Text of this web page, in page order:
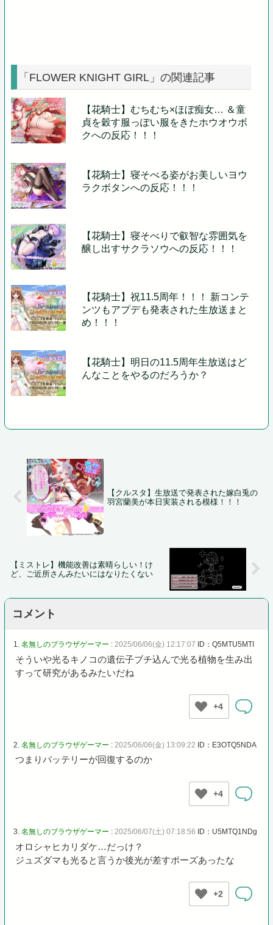
「FLOWER KNIGHT GIRL」の関連記事
【花騎士】むちむち×ほぼ痴女… ＆童
貞を穀す服っぽい服をきたホウオウボ
クへの反応！！！
【花騎士】寝そべる姿がお美しいヨウ
ラクボタンへの反応！！！
【花騎士】寝そべりで叡智な雰囲気を
醸し出すサクラソウへの反応！！！
【花騎士】祝11.5周年！！！ 新コンテ
ンツもアプデも発表された生放送まと
め！！！
【花騎士】明日の11.5周年生放送はど
んなことをやるのだろうか？
【クルスタ】生放送で発表された嫁白兎の
羽宮蘭美が本日実装される模様！！！
【ミストレ】機能改善は素晴らしい！け
ど、ご近所さんみたいにはなりたくない
コメント
1. 名無しのブラウザゲーマー : 2025/06/06(金) 12:17:07 ID：Q5MTU5MTI
そういや光るキノコの遺伝子ブチ込んで光る植物を生み出
すって研究があるみたいだね
+4
2. 名無しのブラウザゲーマー : 2025/06/06(金) 13:09:22 ID：E3OTQ5NDA
つまりバッテリーが回復するのか
+4
3. 名無しのブラウザゲーマー : 2025/06/07(土) 07:18:56 ID：U5MTQ1NDg
オロシャヒカリダケ…だっけ？
ジュズダマも光ると言うか後光が差すポーズあったな
+2